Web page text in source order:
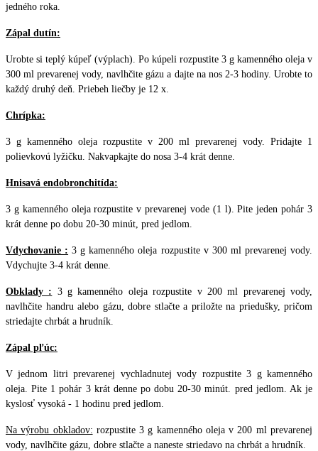
jedného roka.
Zápal dutín:
Urobte si teplý kúpeľ (výplach). Po kúpeli rozpustite 3 g kamenného oleja v
300 ml prevarenej vody, navlhčite gázu a dajte na nos 2-3 hodiny. Urobte to
každý druhý deň. Priebeh liečby je 12 x.
Chrípka:
3 g kamenného oleja rozpustite v 200 ml prevarenej vody. Pridajte 1
polievkovú lyžičku. Nakvapkajte do nosa 3-4 krát denne.
Hnisavá endobronchitída:
3 g kamenného oleja rozpustite v prevarenej vode (1 l). Pite jeden pohár 3
krát denne po dobu 20-30 minút, pred jedlom.
Vdychovanie : 3 g kamenného oleja rozpustite v 300 ml prevarenej vody.
Vdychujte 3-4 krát denne.
Obklady : 3 g kamenného oleja rozpustite v 200 ml prevarenej vody,
navlhčite handru alebo gázu, dobre stlačte a priložte na priedušky, pričom
striedajte chrbát a hrudník.
Zápal pľúc:
V jednom litri prevarenej vychladnutej vody rozpustite 3 g kamenného
oleja. Pite 1 pohár 3 krát denne po dobu 20-30 minút. pred jedlom. Ak je
kyslosť vysoká - 1 hodinu pred jedlom.
Na výrobu obkladov: rozpustite 3 g kamenného oleja v 200 ml prevarenej
vody, navlhčite gázu, dobre stlačte a naneste striedavo na chrbát a hrudník.